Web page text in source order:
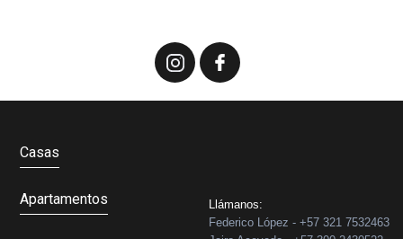
Casas
Apartamentos
Llámanos:
Federico López - +57 321 7532463